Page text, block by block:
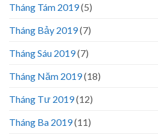
Tháng Tám 2019(5)
Tháng Bảy 2019(7)
Tháng Sáu 2019(7)
Tháng Năm 2019(18)
Tháng Tư 2019(12)
Tháng Ba 2019(11)